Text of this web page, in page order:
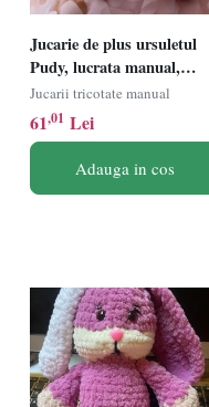
Jucarie de plus ursuletul
Pudy, lucrata manual,
handmade, textil,
roz/albastru 26 cm
Jucarii tricotate manual
61,01 Lei
Adauga in cos